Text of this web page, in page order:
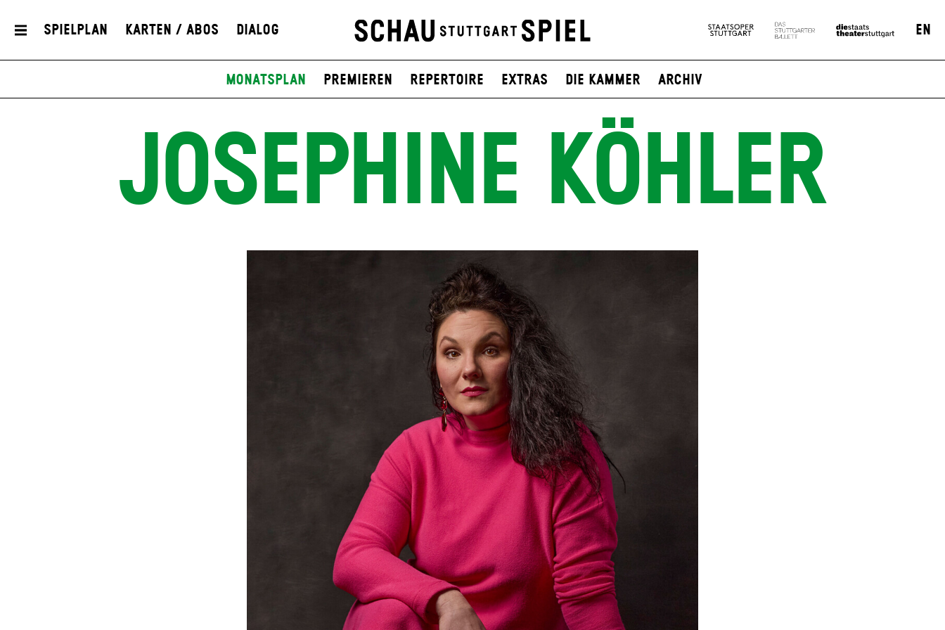
Spielplan Karten / Abos Dialog EN
Monatsplan Premieren Repertoire Extras Die Kammer Archiv
JOSEPHINE KÖHLER